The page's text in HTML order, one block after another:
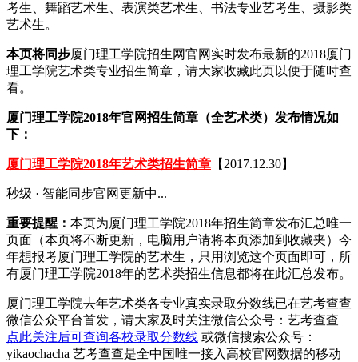
考生、舞蹈艺术生、表演类艺术生、书法专业艺考生、摄影类
艺术生。
本页将同步厦门理工学院招生网官网实时发布最新的2018厦门
理工学院艺术类专业招生简章，请大家收藏此页以便于随时查
看。
厦门理工学院2018年官网招生简章（全艺术类）发布情况如
下：
厦门理工学院2018年艺术类招生简章 【2017.12.30】
秒级 · 智能同步官网更新中...
重要提醒： 本页为厦门理工学院2018年招生简章发布汇总唯一
页面（本页将不断更新，电脑用户请将本页添加到收藏夹）今
年想报考厦门理工学院的艺术生，只用浏览这个页面即可，所
有厦门理工学院2018年的艺术类招生信息都将在此汇总发布。
厦门理工学院去年艺术类各专业真实录取分数线已在艺考查查
微信公众平台首发，请大家及时关注微信公众号：艺考查查
点此关注后可查询各校录取分数线 或微信搜索公众号：
yikaochacha 艺考查查是全中国唯一接入高校官网数据的移动